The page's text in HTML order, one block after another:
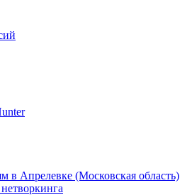
в Апрелевке (Московская область)